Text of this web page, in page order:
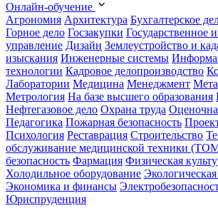
Онлайн-обучение
Агрономия Архитектура Бухгалтерское
Горное дело Госзакупки Государственное
управление Дизайн Землеустройство и
изыскания Инженерные системы
технологии Кадровое делопроизводство
Лаборатории Медицина Менеджмент
Метрология На базе высшего образования
Нефтегазовое дело Охрана труда
Педагогика Пожарная безопасность
Психология Реставрация Строительство
обслуживание медицинской техники
безопасность Фармация Физическая
Холодильное оборудование
Экономика и финансы
Юриспруденция